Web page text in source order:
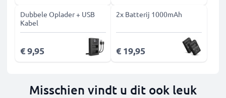
Dubbele Oplader + USB
Kabel
€ 9,95
2x Batterij 1000mAh
€ 19,95
Misschien vindt u dit ook leuk